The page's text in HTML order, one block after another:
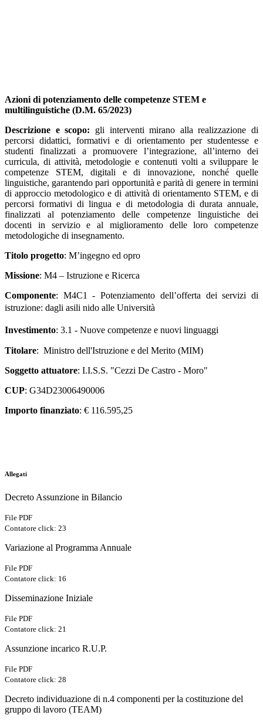
Azioni di potenziamento delle competenze STEM e
multilinguistiche (D.M. 65/2023)
Descrizione e scopo: gli interventi mirano alla realizzazione di
percorsi didattici, formativi e di orientamento per studentesse e
studenti finalizzati a promuovere l’integrazione, all’interno dei
curricula, di attività, metodologie e contenuti volti a sviluppare le
competenze STEM, digitali e di innovazione, nonché quelle
linguistiche, garantendo pari opportunità e parità di genere in termini
di approccio metodologico e di attività di orientamento STEM, e di
percorsi formativi di lingua e di metodologia di durata annuale,
finalizzati al potenziamento delle competenze linguistiche dei
docenti in servizio e al miglioramento delle loro competenze
metodologiche di insegnamento.
Titolo progetto: M’ingegno ed opro
Missione: M4 – Istruzione e Ricerca
Componente: M4C1 - Potenziamento dell’offerta dei servizi di
istruzione: dagli asili nido alle Università
Investimento: 3.1 - Nuove competenze e nuovi linguaggi
Titolare: Ministro dell'Istruzione e del Merito (MIM)
Soggetto attuatore: I.I.S.S. "Cezzi De Castro - Moro"
CUP: G34D23006490006
Importo finanziato: € 116.595,25
Allegati
Decreto Assunzione in Bilancio
File PDF
Contatore click: 23
Variazione al Programma Annuale
File PDF
Contatore click: 16
Disseminazione Iniziale
File PDF
Contatore click: 21
Assunzione incarico R.U.P.
File PDF
Contatore click: 28
Decreto individuazione di n.4 componenti per la costituzione del
gruppo di lavoro (TEAM)